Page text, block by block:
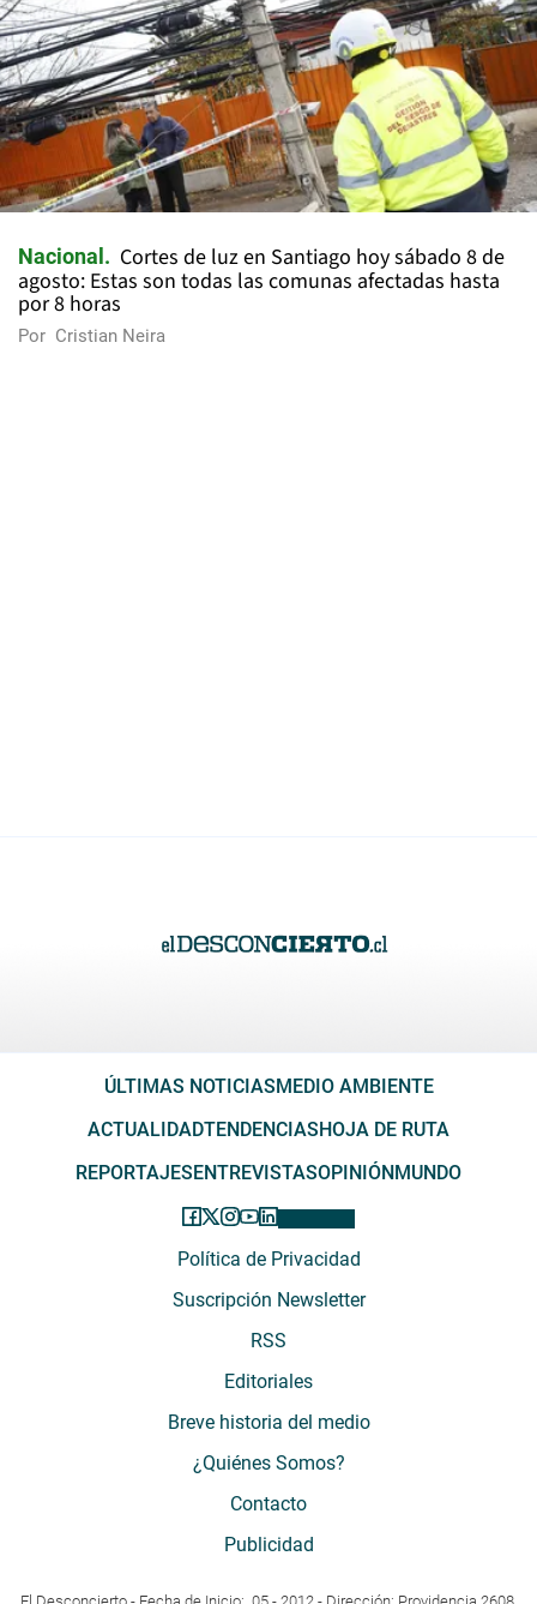
Nacional
Cortes de luz en Santiago hoy sábado 8 de
agosto: Estas son todas las comunas afectadas hasta
por 8 horas
Por Cristian Neira
ÚLTIMAS NOTICIASMEDIO AMBIENTE
ACTUALIDADTENDENCIASHOJA DE RUTA
REPORTAJESENTREVISTASOPINIÓNMUNDO
Política de Privacidad
Suscripción Newsletter
RSS
Editoriales
Breve historia del medio
¿Quiénes Somos?
Contacto
Publicidad